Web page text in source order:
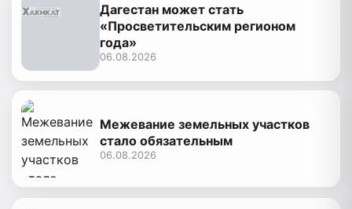
Дагестан может стать
«Просветительским регионом
года»
06.08.2026
Межевание земельных участков
стало обязательным
06.08.2026